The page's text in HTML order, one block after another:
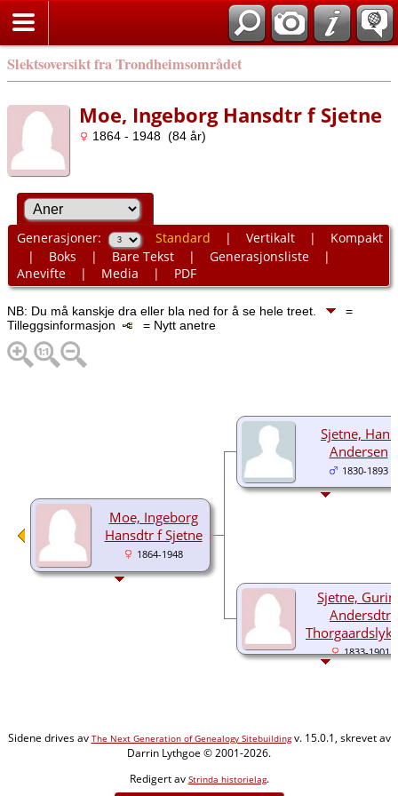
Slektsoversikt fra Trondheimsområdet
Moe, Ingeborg Hansdtr f Sjetne
1864 - 1948 (84 år)
Generasjoner: Standard | Vertikalt| Kompakt
| Boks | Bare Tekst| Generasjonsliste|
Anevifte| Media | PDF
NB: Du må kanskje dra eller bla ned for å se hele treet.
=
Tilleggsinformasjon
= Nytt anetre
Moe, Ingeborg
Hansdtr f Sjetne
1864-1948
Sjetne, Hans
Andersen
1830-1893
Sjetne,
Andersdtr
1833-1901
Sidene drives av The Next Generation of Genealogy Sitebuildingv. 15.0.1, skrevet av
Darrin Lythgoe © 2001-2026.
Redigert av Strinda historielag.